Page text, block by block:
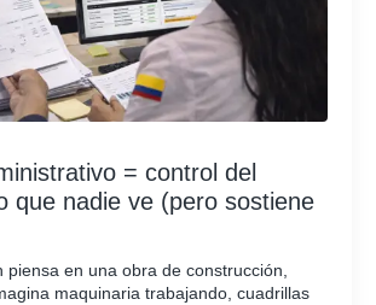
= control del
que nadie ve (pero sostiene
piensa en una obra de construcción,
maquinaria trabajando, cuadrillas